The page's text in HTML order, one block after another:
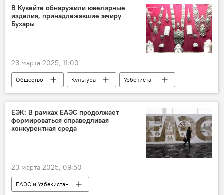
химическая промышленность
В Кувейте обнаружили ювелирные
изделия, принадлежавшие эмиру
Бухары
23 марта 2025, 11:00
Общество Культура
Узбекистан
Бухара
ювелирные украшения
Кувейт
Эль-Кувейт
Центр исламской цивилизации
ЕЭК: В рамках ЕАЭС продолжает
формироваться справедливая
конкурентная среда
23 марта 2025, 09:50
ЕАЭС и Узбекистан